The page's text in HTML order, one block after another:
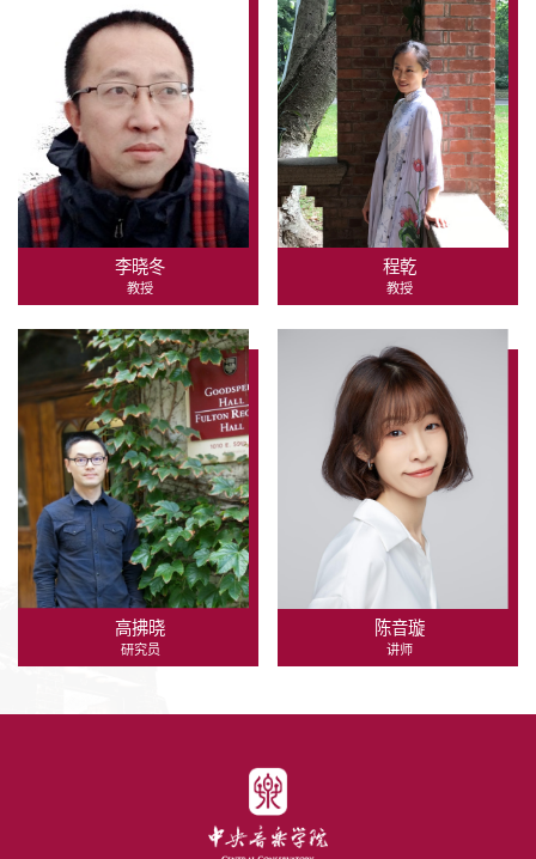
李晓冬
教授
程乾
教授
高拂晓
研究员
陈音璇
讲师